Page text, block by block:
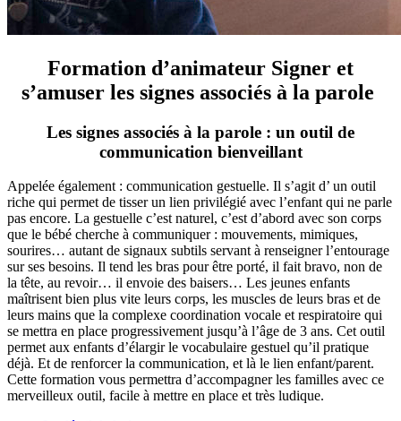
Formation d’animateur Signer et
s’amuser les signes associés à la parole
Les signes associés à la parole : un outil de
communication bienveillant
Appelée également : communication gestuelle. Il s’agit d’ un outil
riche qui permet de tisser un lien privilégié avec l’enfant qui ne parle
pas encore. La gestuelle c’est naturel, c’est d’abord avec son corps
que le bébé cherche à communiquer : mouvements, mimiques,
sourires… autant de signaux subtils servant à renseigner l’entourage
sur ses besoins. Il tend les bras pour être porté, il fait bravo, non de
la tête, au revoir… il envoie des baisers… Les jeunes enfants
maîtrisent bien plus vite leurs corps, les muscles de leurs bras et de
leurs mains que la complexe coordination vocale et respiratoire qui
se mettra en place progressivement jusqu’à l’âge de 3 ans. Cet outil
permet aux enfants d’élargir le vocabulaire gestuel qu’il pratique
déjà. Et de renforcer la communication, et là le lien enfant/parent.
Cette formation vous permettra d’accompagner les familles avec ce
merveilleux outil, facile à mettre en place et très ludique.